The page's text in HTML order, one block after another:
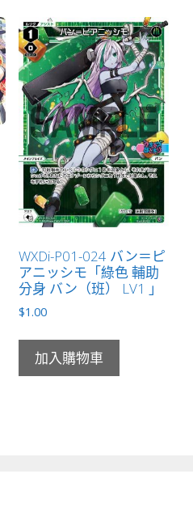
WXDi-P01-024 バン＝ピ
アニッシモ「綠色 輔助
分身 バン（班） LV1 」
$1.00
加入購物車